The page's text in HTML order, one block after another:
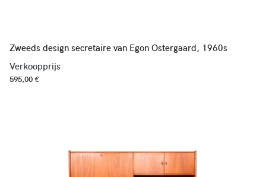
Zweeds design secretaire van Egon Ostergaard, 1960s
Verkoopprijs
595,00 €